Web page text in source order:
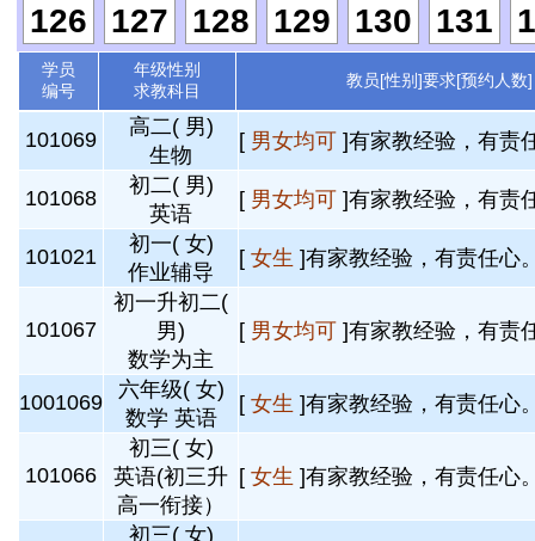
126
127 128 129 130 131
学员
编号
年级性别
求教科目
教员[性别]要求[预约人数]
101069
高二( 男)
生物
[ 男女均可 ]有家教经验，有责
101068
初二( 男)
英语
[ 男女均可 ]有家教经验，有责
101021
初一( 女)
作业辅导
[ 女生 ]有家教经验，有责任心
101067
初一升初二(
男)
数学为主
[ 男女均可 ]有家教经验，有责
1001069
六年级( 女)
数学 英语
[ 女生 ]有家教经验，有责任心
101066
初三( 女)
英语(初三升
高一衔接）
[ 女生 ]有家教经验，有责任心
初三( 女)